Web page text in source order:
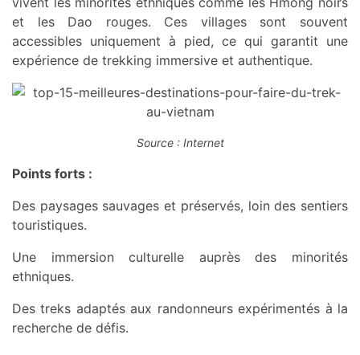
et les Dao rouges. Ces villages sont souvent
accessibles uniquement à pied, ce qui garantit une
expérience de trekking immersive et authentique.
Source : Internet
Points forts :
Des paysages sauvages et préservés, loin des sentiers
touristiques.
Une immersion culturelle auprès des minorités
ethniques.
Des treks adaptés aux randonneurs expérimentés à la
recherche de défis.